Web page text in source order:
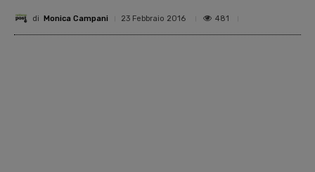
di Monica Campani 23 Febbraio 2016 481